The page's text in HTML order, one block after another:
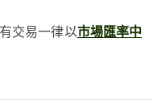
交易一律以市場匯率中